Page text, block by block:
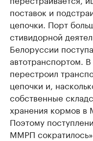
поставок и
цепочки. Порт
стивидорной
Белоруссии
автотранспортом.
перестроил
цепочки и,
собственные
хранения кормов в
Поэтому
ММРП